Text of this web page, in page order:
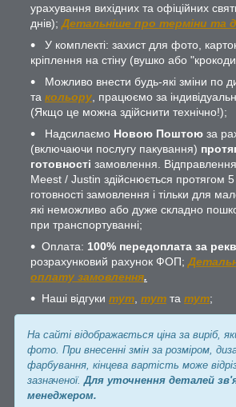
урахування вихідних та офіційних
днів); Детальніше про терміни та
У комплекті: захист для фото,
кріплення на стіну (вушко або
Можливо внести будь-які зміни по
та кольору , працюємо за
(Якщо це можна здійснити технічно!);
Надсилаємо Новою Поштою за
(включаючи послугу пакування)
готовності замовлення.
Meest / Justin здійснюється протягом 5
готовності замовлення і тільки для
які неможливо або дуже складно
при транспортуванні;
Оплата: 100% передоплата за
розрахунковий рахунок ФОП;
оплату замовлення.
Наші відгуки тут тут та тут;
На сайті відображається ціна за виріб,
фото. При внесенні змін за розміром,
фарбування, кінцева вартість може
зазначеної. Для уточнення деталей
менеджером.